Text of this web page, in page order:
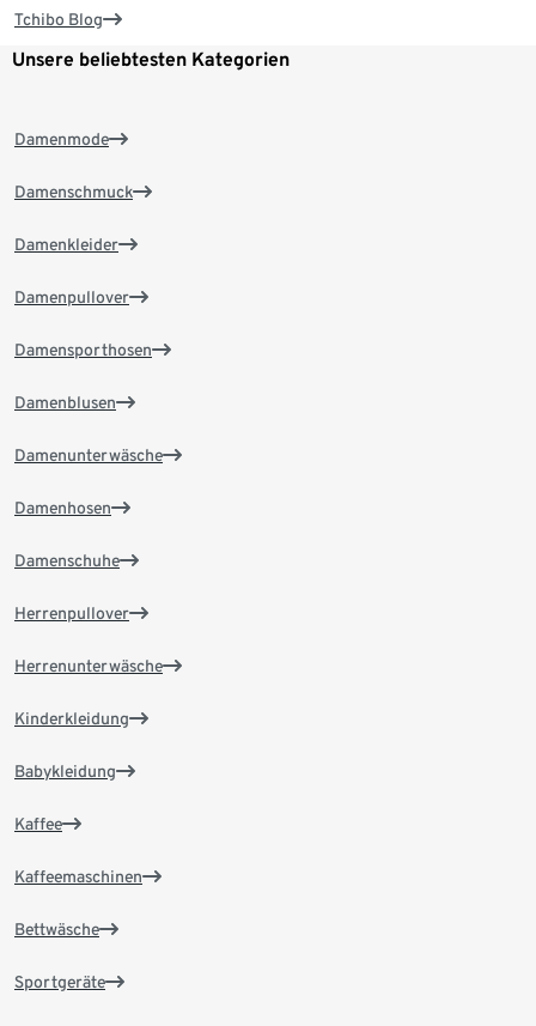
Tchibo Blog
Unsere beliebtesten Kategorien
Damenmode
Damenschmuck
Damenkleider
Damenpullover
Damensporthosen
Damenblusen
Damenunterwäsche
Damenhosen
Damenschuhe
Herrenpullover
Herrenunterwäsche
Kinderkleidung
Babykleidung
Kaffee
Kaffeemaschinen
Bettwäsche
Sportgeräte